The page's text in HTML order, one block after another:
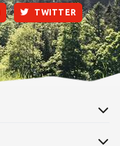
TWITTER